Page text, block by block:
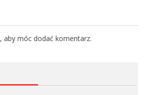
, aby móc dodać komentarz.